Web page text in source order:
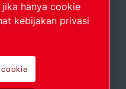
hanya cookie
kebijakan privasi